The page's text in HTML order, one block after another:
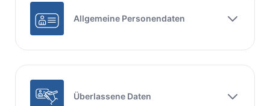
Allgemeine Personendaten
Überlassene Daten